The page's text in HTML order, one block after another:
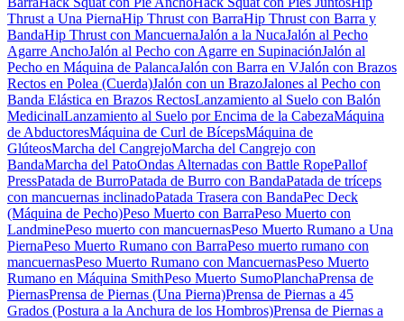
Thrust a Una PiernaHip Thrust con BarraHip Thrust con Barra y
BandaHip Thrust con MancuernaJalón a la NucaJalón al Pecho
Agarre AnchoJalón al Pecho con Agarre en SupinaciónJalón al
Pecho en Máquina de PalancaJalón con Barra en VJalón con Brazos
Rectos en Polea (Cuerda)Jalón con un BrazoJalones al Pecho con
Banda Elástica en Brazos RectosLanzamiento al Suelo con Balón
MedicinalLanzamiento al Suelo por Encima de la CabezaMáquina
de AbductoresMáquina de Curl de BícepsMáquina de
GlúteosMarcha del CangrejoMarcha del Cangrejo con
BandaMarcha del PatoOndas Alternadas con Battle RopePallof
PressPatada de BurroPatada de Burro con BandaPatada de tríceps
con mancuernas inclinadoPatada Trasera con BandaPec Deck
(Máquina de Pecho)Peso Muerto con BarraPeso Muerto con
LandminePeso muerto con mancuernasPeso Muerto Rumano a Una
PiernaPeso Muerto Rumano con BarraPeso muerto rumano con
mancuernasPeso Muerto Rumano con MancuernasPeso Muerto
Rumano en Máquina SmithPeso Muerto SumoPlanchaPrensa de
PiernasPrensa de Piernas (Una Pierna)Prensa de Piernas a 45
Grados (Postura a la Anchura de los Hombros)Prensa de Piernas a